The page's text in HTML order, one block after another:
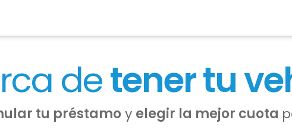
detener tu
tu préstamo y elegir la mejor cuota